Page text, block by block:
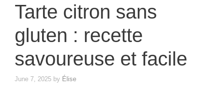
Tarte citron sans
gluten : recette
savoureuse et facile
June 7, 2025 by Élise